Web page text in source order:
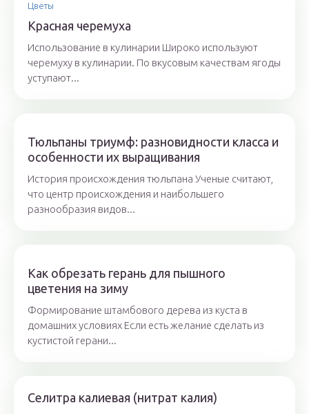
Цветы
Красная черемуха
Использование в кулинарии Широко используют
черемуху в кулинарии. По вкусовым качествам ягоды
уступают...
Тюльпаны триумф: разновидности класса и
особенности их выращивания
История происхождения тюльпана Ученые считают,
что центр происхождения и наибольшего
разнообразия видов...
Как обрезать герань для пышного
цветения на зиму
Формирование штамбового дерева из куста в
домашних условиях Если есть желание сделать из
кустистой герани...
Селитра калиевая (нитрат калия)